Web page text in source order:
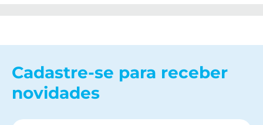
Cadastre-se para receber
novidades